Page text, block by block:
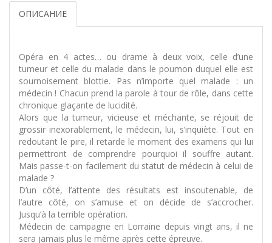
ОПИСАНИЕ
Opéra en 4 actes… ou drame à deux voix, celle d’une
tumeur et celle du malade dans le poumon duquel elle est
sournoisement blottie. Pas n’importe quel malade : un
médecin ! Chacun prend la parole à tour de rôle, dans cette
chronique glaçante de lucidité.
Alors que la tumeur, vicieuse et méchante, se réjouit de
grossir inexorablement, le médecin, lui, s’inquiète. Tout en
redoutant le pire, il retarde le moment des examens qui lui
permettront de comprendre pourquoi il souffre autant.
Mais passe-t-on facilement du statut de médecin à celui de
malade ?
D’un côté, l’attente des résultats est insoutenable, de
l’autre côté, on s’amuse et on décide de s’accrocher.
Jusqu’à la terrible opération.
Médecin de campagne en Lorraine depuis vingt ans, il ne
sera jamais plus le même après cette épreuve.